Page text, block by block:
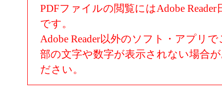
PDFファイルの閲覧にはAdobe
です。
Adobe Reader以外のソフト・アプリ
部の文字や数字が表示されない場合
ださい。